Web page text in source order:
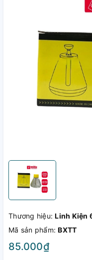
Thương hiệu:Linh Kiện
Mã sản phẩm:BXTT
85.000₫